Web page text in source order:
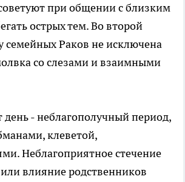
при общении с близким
острых тем. Во второй
семейных Раков не исключена
со слезами и взаимными
день - неблагополучный период,
клеветой,
Неблагоприятное стечение
или влияние родственников